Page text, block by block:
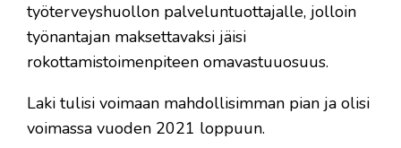
työterveyshuollon palveluntuottajalle, jolloin
työnantajan maksettavaksi jäisi
rokottamistoimenpiteen omavastuuosuus.
Laki tulisi voimaan mahdollisimman pian ja olisi
voimassa vuoden 2021 loppuun.